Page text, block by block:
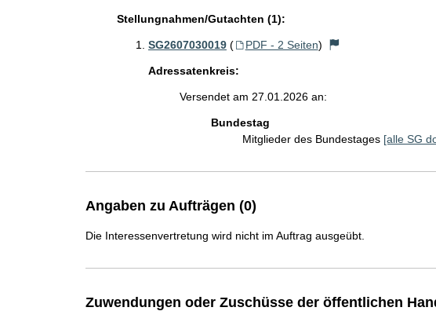
Stellungnahmen/Gutachten (1):
SG2607030019 ( PDF - 2 Seiten)
Adressatenkreis:
Versendet am 27.01.2026 an:
Bundestag
Mitglieder des Bundestages [alle SG
Angaben zu Aufträgen (0)
Die Interessenvertretung wird nicht im Auftrag ausgeübt.
Zuwendungen oder Zuschüsse der öffentlichen